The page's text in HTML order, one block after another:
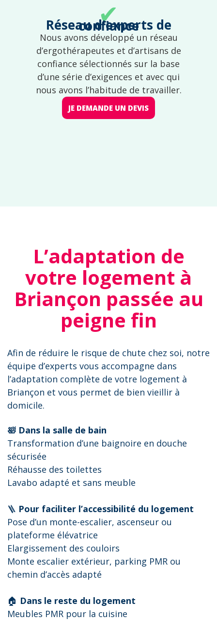
✔
Réseau d'experts de confiance
Nous avons développé un réseau
d’ergothérapeutes et d’artisans de
confiance sélectionnés sur la base
d’une série d’exigences et avec qui
nous avons l’habitude de travailler.
JE DEMANDE UN DEVIS
L’adaptation de
votre logement à
Briançon passée au
peigne fin
Afin de réduire le risque de chute chez soi, notre
équipe d’experts vous accompagne dans
l’adaptation complète de votre logement à
Briançon et vous permet de bien vieillir à
domicile.
🛀 Dans la salle de bain
Transformation d’une baignoire en douche
sécurisée
Réhausse des toilettes
Lavabo adapté et sans meuble
🪜 Pour faciliter l’accessibilité du logement
Pose d’un monte-escalier, ascenseur ou
plateforme élévatrice
Elargissement des couloirs
Monte escalier extérieur, parking PMR ou
chemin d’accès adapté
🏠 Dans le reste du logement
Meubles PMR pour la cuisine